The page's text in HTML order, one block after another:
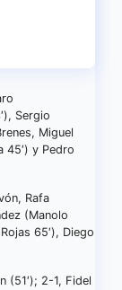
Sergio
Miguel
45′) y Pedro
Rafa
(Manolo
65′), Diego
(51′); 2-1, Fidel